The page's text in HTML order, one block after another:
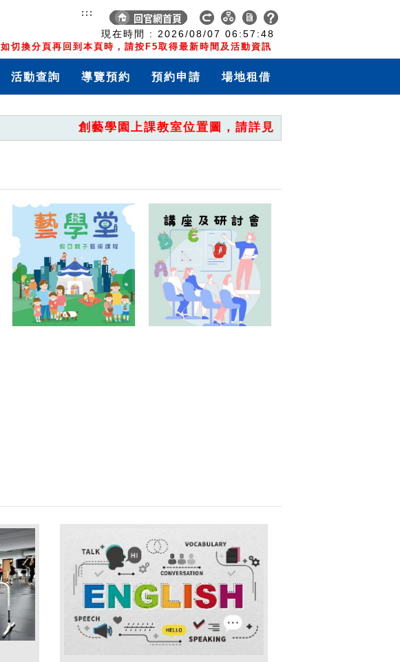
現在時間 : 2026/08/07 06:57:48
如切換分頁再回到本頁時，請按F5取得最新時間及活動資訊
:::
活動查詢 導覽預約 預約申請 場地租借
創藝學園上課教室位置圖，請詳見「重要公告」。